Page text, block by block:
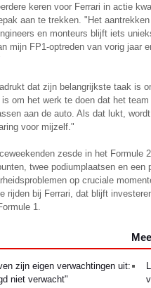
keren voor Ferrari in actie
aan te trekken. "Het
en monteurs blijft iets
mijn FP1-optreden van vorig jaar
dat zijn belangrijkste taak is
om het werk te doen dat het
aan de auto. Als dat lukt,
voor mijzelf."
zesde in het Formule
twee podiumplaatsen en
op cruciale
rijden bij Ferrari, dat blijft
1.
zijn eigen verwachtingen uit:
niet verwacht"